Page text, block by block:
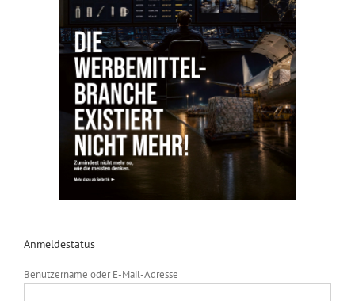
Anmeldestatus
Benutzername oder E-Mail-Adresse